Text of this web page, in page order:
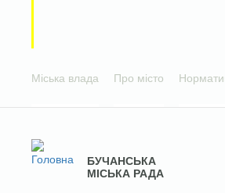
Міська влада Про місто
БУЧАНСЬКА
МІСЬКА РАДА